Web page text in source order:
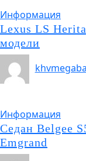
Информация
Lexus LS
модели
Информация
Седан Belgee
Emgrand